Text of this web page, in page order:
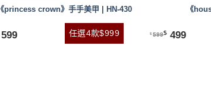
《princess crown》手手美甲 | HN-430
599 任選4款$999
《
$ 599$ 499